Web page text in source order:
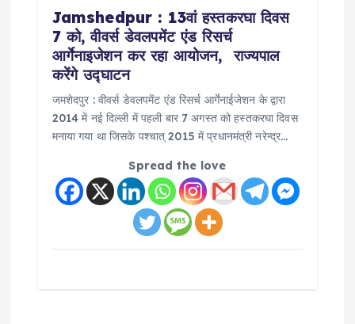
Jamshedpur : 13वां हस्तकरघा दिवस
7 को, वीवर्स डेवलपमेंट एंड रिसर्च
आर्गेनाइजेशन कर रहा आयोजन, राज्यपाल
करेंगे उद्घाटन
जमशेदपुर : वीवर्स डेवलपमेंट एंड रिसर्च आर्गेनाईजेशन के द्वारा
2014 में नई दिल्ली में पहली बार 7 अगस्त को हस्तकरघा दिवस
मनाया गया था जिसके पश्चात् 2015 में प्रधानमंत्री नरेन्द्र…
Spread the love